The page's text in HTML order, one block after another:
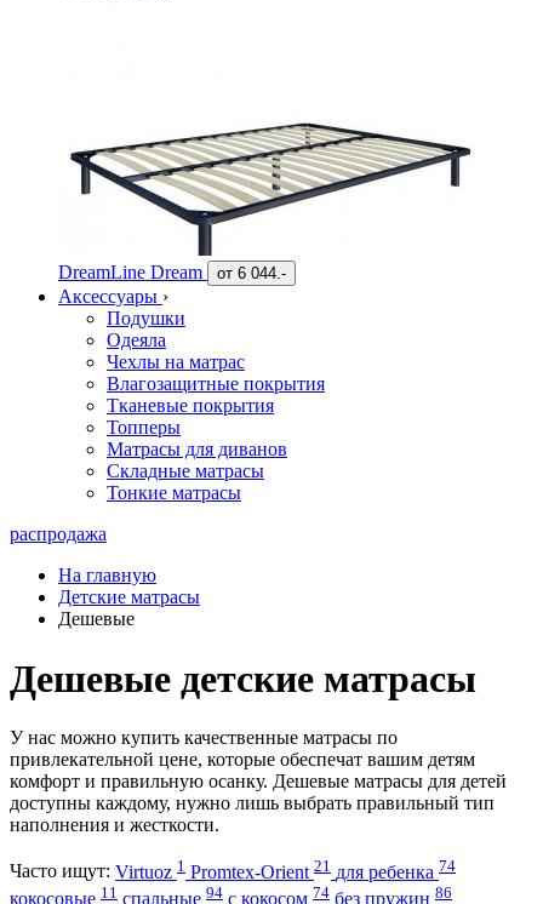
DreamLine Dream от 6 044.-
Аксессуары ›
Подушки
Одеяла
Чехлы на матрас
Влагозащитные покрытия
Тканевые покрытия
Топперы
Матрасы для диванов
Складные матрасы
Тонкие матрасы
распродажа
На главную
Детские матрасы
Дешевые
Дешевые детские матрасы
У нас можно купить качественные матрасы по
привлекательной цене, которые обеспечат вашим детям
комфорт и правильную осанку. Дешевые матрасы для детей
доступны каждому, нужно лишь выбрать правильный тип
наполнения и жесткости.
Часто ищут: Virtuoz 1 Promtex-Orient 21 для ребенка 74
кокосовые 11 спальные 94 с кокосом 74 без пружин 86